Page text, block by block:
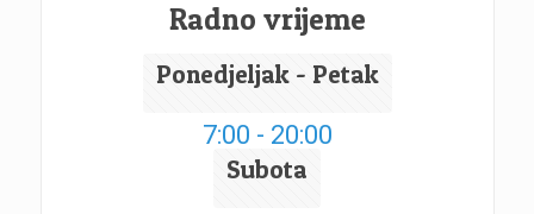
Radno vrijeme
Ponedjeljak - Petak
7:00 - 20:00
Subota